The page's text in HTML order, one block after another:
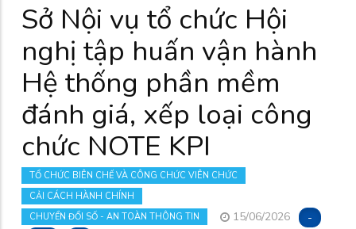
Sở Nội vụ tổ chức Hội
nghị tập huấn vận hành
Hệ thống phần mềm
đánh giá, xếp loại công
chức NOTE KPI
TỔ CHỨC BIÊN CHẾ VÀ CÔNG CHỨC VIÊN CHỨC
CẢI CÁCH HÀNH CHÍNH
CHUYỂN ĐỔI SỐ - AN TOÀN THÔNG TIN
15/06/2026
-